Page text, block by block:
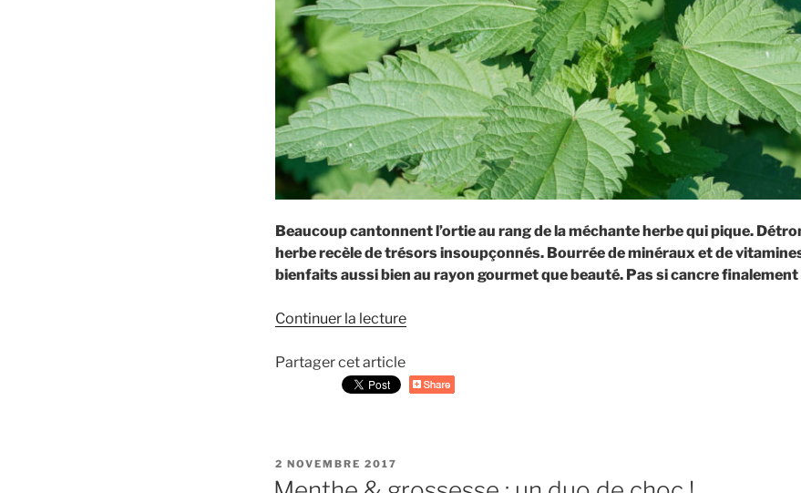
Beaucoup cantonnent l’ortie au rang de la méchante herbe qui pique.
herbe recèle de trésors insoupçonnés. Bourrée de minéraux et de
bienfaits aussi bien au rayon gourmet que beauté. Pas si cancre
Continuer la lecture
un
Partager cet article
PUBLIÉ
LE
2 NOVEMBRE 2017